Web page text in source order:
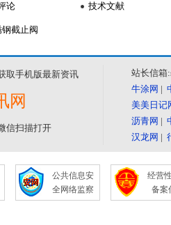
论 技术文献
钢截止阀
取手机版最新资讯
网
信扫描打开
站长信箱
牛涂网 |
美美日记
沥青网 |
汉龙网 |
公共信息安
全网络监察
经营
备案